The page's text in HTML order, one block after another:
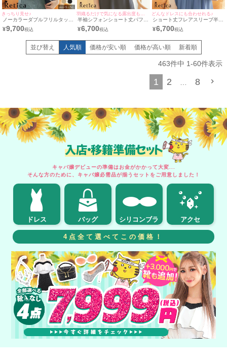
きっちり見せ♪
ノーカラーダブルフリルタック
ボレロジャケット [Retica/レテ
ィカ]
¥9,700
半袖シフォンショート丈パフス
リーブボレロ [Retica/レティカ]
¥6,700
どんなドレスにも合わせれる♪
ショート丈フレアスリーブ半袖
シフォンボレロ [Retica/レティ
カ]
¥6,700
並び替え 人気順 価格が安い順 価格が高い順 新着順
463件中 1-60件表示
1 2 8
入店・移籍準備セット
キャバ嬢デビューの準備はお金がかかって大変...
そんな方のために、キャバ嬢必需品が揃うセットをご用意しました！
ドレス バッグ シリコンブラ アクセ
4点全て選べてこの価格！